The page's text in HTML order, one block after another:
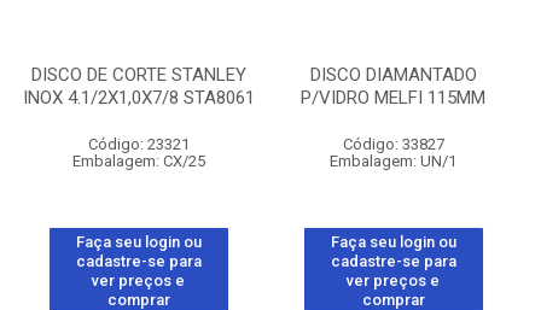
DISCO DE CORTE STANLEY
INOX 4.1/2X1,0X7/8 STA8061
Código: 23321
Embalagem: CX/25
Faça seu login ou
cadastre-se para
ver preços e
comprar
DISCO DIAMANTADO
P/VIDRO MELFI 115MM
Código: 33827
Embalagem: UN/1
Faça seu login ou
cadastre-se para
ver preços e
comprar